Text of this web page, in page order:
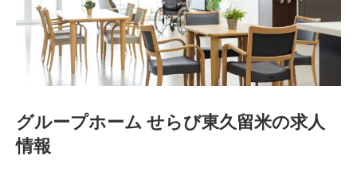
グループホーム せらび東久留米の求人
情報